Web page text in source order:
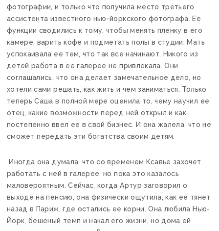
фотографии, и только что получила место третьего
ассистента известного нью-йоркского фотографа. Ее
функции сводились к тому, чтобы менять пленку в его
камере, варить кофе и подметать полы в студии. Мать
успокаивала ее тем, что так все начинают. Никого из
детей работа в ее галерее не привлекала. Они
соглашались, что она делает замечательное дело, но
хотели сами решать, как жить и чем заниматься. Только
теперь Саша в полной мере оценила то, чему научил ее
отец, какие возможности перед ней открыл и как
постепенно ввел ее в свой бизнес. И она жалела, что не
сможет передать эти богатства своим детям.
Иногда она думала, что со временем Ксавье захочет
работать с ней в галерее, но пока это казалось
маловероятным. Сейчас, когда Артур заговорил о
выходе на пенсию, она физически ощутила, как ее тянет
назад в Париж, где остались ее корни. Она любила Нью-
Йорк, бешеный темп и накал его жизни, но дома ей